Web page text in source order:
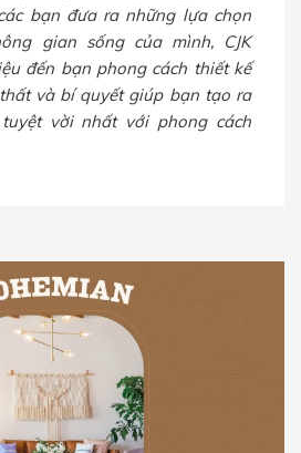
bạn đưa ra những lựa chọn
gian sống của mình, CJK
đến bạn phong cách thiết kế
và bí quyết giúp bạn tạo ra
vời nhất với phong cách